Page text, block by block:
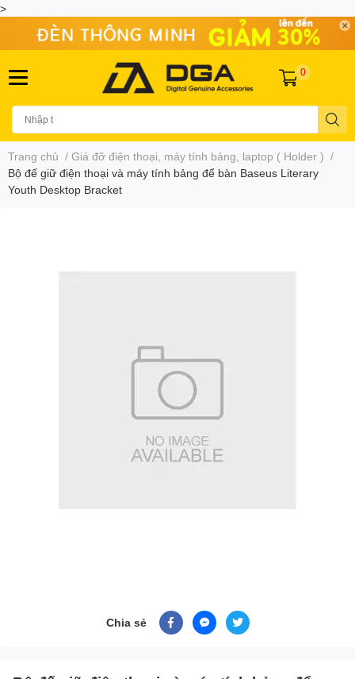
>
0
Trang chủ / Giá đỡ điện thoại, máy tính bảng, laptop ( Holder ) /
Bộ đế giữ điện thoại và máy tính bảng để bàn Baseus Literary
Youth Desktop Bracket
Chia sẻ